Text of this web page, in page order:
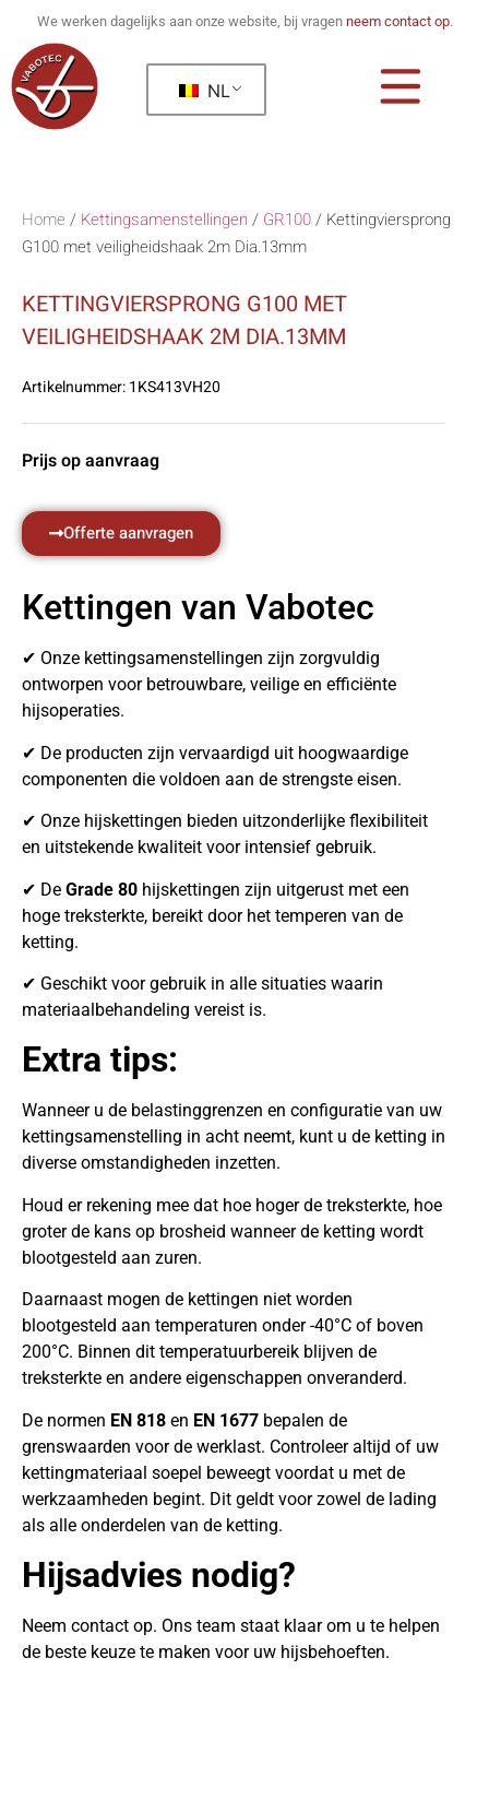
We werken dagelijks aan onze website, bij vragen neem contact op.
NL
Home / Kettingsamenstellingen / GR100/ Kettingviersprong
G100 met veiligheidshaak 2m Dia.13mm
KETTINGVIERSPRONG G100 MET
VEILIGHEIDSHAAK 2M DIA.13MM
Artikelnummer:1KS413VH20
Prijs op aanvraag
Offerte aanvragen
Kettingen van Vabotec
✔ Onze kettingsamenstellingen zijn zorgvuldig
ontworpen voor betrouwbare, veilige en efficiënte
hijsoperaties.
✔ De producten zijn vervaardigd uit hoogwaardige
componenten die voldoen aan de strengste eisen.
✔ Onze hijskettingen bieden uitzonderlijke flexibiliteit
en uitstekende kwaliteit voor intensief gebruik.
✔ De Grade 80 hijskettingen zijn uitgerust met een
hoge treksterkte, bereikt door het temperen van de
ketting.
✔ Geschikt voor gebruik in alle situaties waarin
materiaalbehandeling vereist is.
Extra tips:
Wanneer u de belastinggrenzen en configuratie van uw
kettingsamenstelling in acht neemt, kunt u de ketting in
diverse omstandigheden inzetten.
Houd er rekening mee dat hoe hoger de treksterkte, hoe
groter de kans op brosheid wanneer de ketting wordt
blootgesteld aan zuren.
Daarnaast mogen de kettingen niet worden
blootgesteld aan temperaturen onder -40°C of boven
200°C. Binnen dit temperatuurbereik blijven de
treksterkte en andere eigenschappen onveranderd.
De normen EN 818 en EN 1677 bepalen de
grenswaarden voor de werklast. Controleer altijd of uw
kettingmateriaal soepel beweegt voordat u met de
werkzaamheden begint. Dit geldt voor zowel de lading
als alle onderdelen van de ketting.
Hijsadvies nodig?
Neem contact op. Ons team staat klaar om u te helpen
de beste keuze te maken voor uw hijsbehoeften.